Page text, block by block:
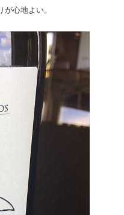
心地よい。